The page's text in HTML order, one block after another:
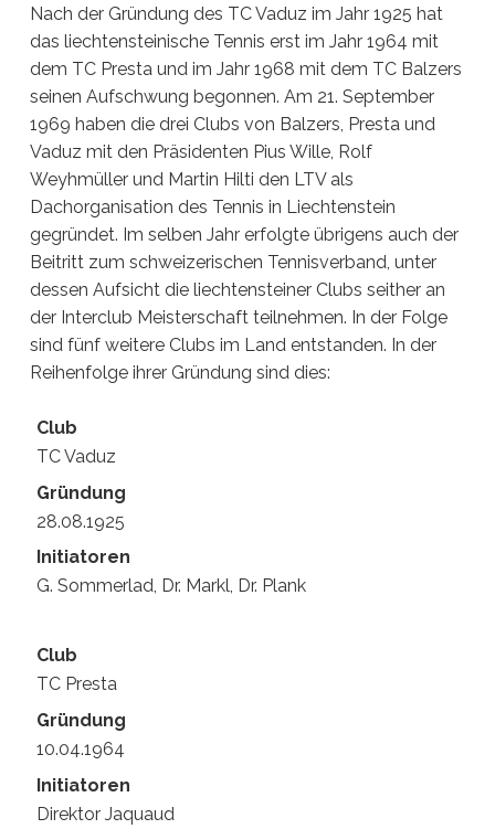
Nach der Gründung des TC Vaduz im Jahr 1925 hat
das liechtensteinische Tennis erst im Jahr 1964 mit
dem TC Presta und im Jahr 1968 mit dem TC Balzers
seinen Aufschwung begonnen. Am 21. September
1969 haben die drei Clubs von Balzers, Presta und
Vaduz mit den Präsidenten Pius Wille, Rolf
Weyhmüller und Martin Hilti den LTV als
Dachorganisation des Tennis in Liechtenstein
gegründet. Im selben Jahr erfolgte übrigens auch der
Beitritt zum schweizerischen Tennisverband, unter
dessen Aufsicht die liechtensteiner Clubs seither an
der Interclub Meisterschaft teilnehmen. In der Folge
sind fünf weitere Clubs im Land entstanden. In der
Reihenfolge ihrer Gründung sind dies:
TC Vaduz
28.08.1925
G. Sommerlad, Dr. Markl, Dr. Plank
TC Presta
10.04.1964
Direktor Jaquaud